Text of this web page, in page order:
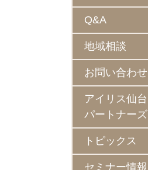
Q&A
地域相談
お問い合わせ
アイリス仙
パートナーズ
トピックス
セミナー情報